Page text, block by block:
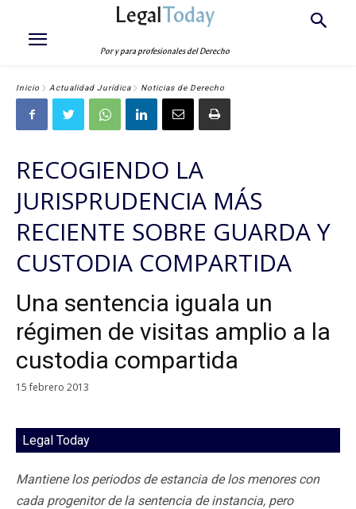
LegalToday
Por y para profesionales del Derecho
Inicio Actualidad Jurídica Noticias de Derecho
RECOGIENDO LA
JURISPRUDENCIA MÁS
RECIENTE SOBRE GUARDA Y
CUSTODIA COMPARTIDA
Una sentencia iguala un
régimen de visitas amplio a la
custodia compartida
15 febrero 2013
Legal Today
Mantiene los periodos de estancia de los menores con
cada progenitor de la sentencia de instancia, pero